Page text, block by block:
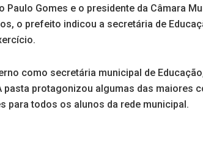
Paulo Gomes e o presidente da Câmara
o prefeito indicou a secretária de
como secretária municipal de
pasta protagonizou algumas das maiores
para todos os alunos da rede municipal.